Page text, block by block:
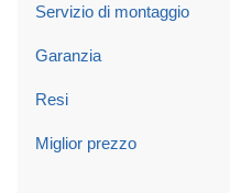
Servizio di montaggio
Garanzia
Resi
Miglior prezzo